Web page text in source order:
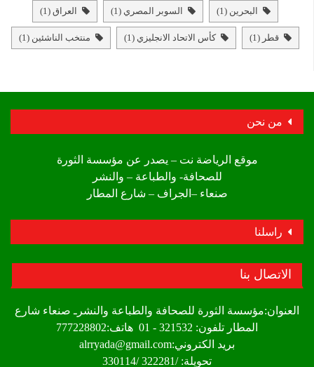
البحرين (1) السوبر المصري (1) العراق (1)
قطر (1) كأس الاتحاد الانجليزي (1) منتخب الناشئين (1)
من نحن
موقع الرياضة نت – يصدر عن مؤسسة الثورة
للصحافة- والطباعة – والنشر
صنعاء –الجراف – شارع المطار
راسلنا
الاتصال بنا
العنوان:مؤسسة الثورة للصحافة والطباعة والنشرـ صنعاء شارع
المطار تلفون: 321532 - 01 هاتف:777228802
بريد الكتروني:alrryada@gmail.com
تحويلة: /322281 /330114